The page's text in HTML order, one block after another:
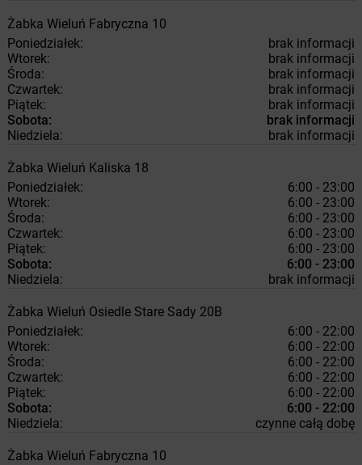
Żabka Wieluń Fabryczna 10
Poniedziałek:
brak informacji
Wtorek:
brak informacji
Środa:
brak informacji
Czwartek:
brak informacji
Piątek:
brak informacji
Sobota:
brak informacji
Niedziela:
brak informacji
Żabka Wieluń Kaliska 18
Poniedziałek:
6:00 - 23:00
Wtorek:
6:00 - 23:00
Środa:
6:00 - 23:00
Czwartek:
6:00 - 23:00
Piątek:
6:00 - 23:00
Sobota:
6:00 - 23:00
Niedziela:
brak informacji
Żabka Wieluń Osiedle Stare Sady 20B
Poniedziałek:
6:00 - 22:00
Wtorek:
6:00 - 22:00
Środa:
6:00 - 22:00
Czwartek:
6:00 - 22:00
Piątek:
6:00 - 22:00
Sobota:
6:00 - 22:00
Niedziela:
czynne całą dobę
Żabka Wieluń Fabryczna 10